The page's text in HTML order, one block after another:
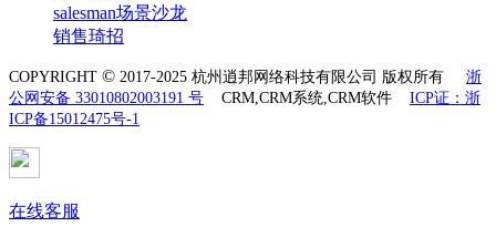
salesman场景沙龙
销售琦招
COPYRIGHT © 2017-2025 杭州逍邦网络科技有限公司 版权所有 浙
公网安备 33010802003191 号 CRM,CRM系统,CRM软件 ICP证：浙
ICP备15012475号-1
在线客服